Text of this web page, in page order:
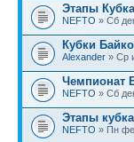
Этапы
NEFTO » Сб
Кубки
Alexander » Ср
Чемпионат
NEFTO » Сб
Этапы
NEFTO » Пн